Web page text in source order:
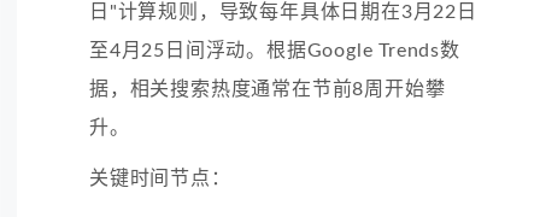
日"计算规则，导致每年具体日期在3月22日
至4月25日间浮动。根据Google Trends数
据，相关搜索热度通常在节前8周开始攀
升。
关键时间节点：